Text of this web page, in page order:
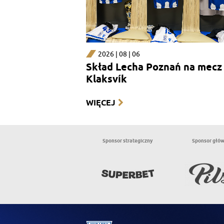
2026 | 08 | 06
Skład Lecha Poznań na
Klaksvík
WIĘCEJ
Sponsor strategiczny Sponsor